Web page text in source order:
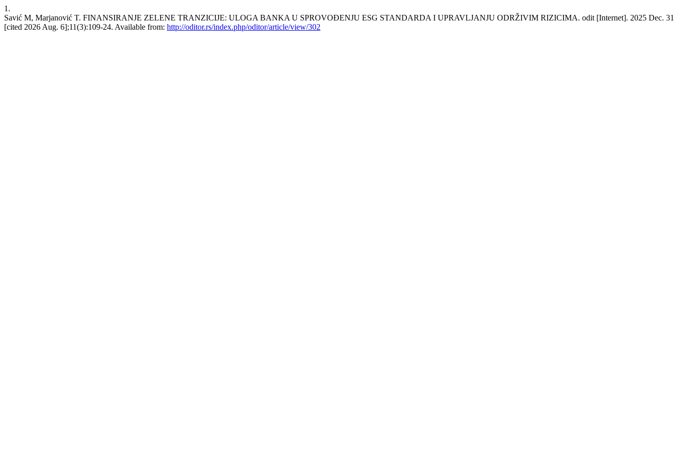
1.
Savić M, Marjanović T. FINANSIRANJE ZELENE TRANZICIJE: ULOGA BANKA U SPROVOĐENJU ESG STANDARDA I UPRAVLJANJU ODRŽIVIM RIZICIMA. odit [Internet]. 2025 Dec. 31
[cited 2026 Aug. 6];11(3):109-24. Available from: http://oditor.rs/index.php/oditor/article/view/302